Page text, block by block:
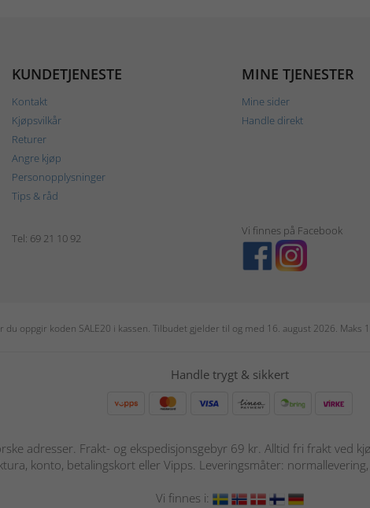
KUNDETJENESTE
Kontakt
Kjøpsvilkår
Returer
Angre kjøp
Personopplysninger
Tips & råd
MINE TJENESTER
Mine sider
Handle direkt
Tel: 69 21 10 92
Vi finnes på Facebook
du oppgir koden SALE20 i kassen. Tilbudet gjelder til og med 16. august 2026.
Handle trygt & sikkert
adresser. Frakt- og ekspedisjonsgebyr 69 kr. Alltid fri frakt ved
konto, betalingskort eller Vipps. Leveringsmåter:
Vi finnes i: